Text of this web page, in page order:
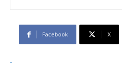
Facebook X